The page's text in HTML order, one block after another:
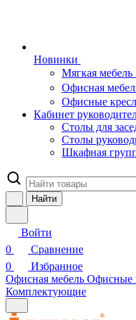
Новинки
Мягкая мебель
Офисная
Офисные
Кабинет
Столы для
Столы
Шкафная
Найти
Войти
0
Сравнение
0
Избранное
Офисная мебель Офисные
Комплектующие